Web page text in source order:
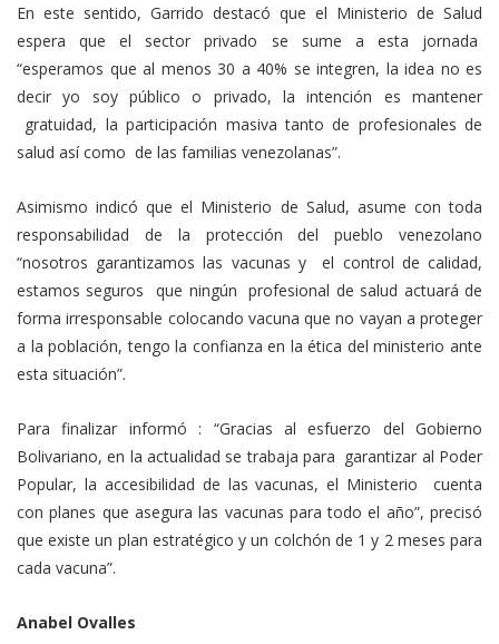
En este sentido, Garrido destacó que el Ministerio de Salud
espera que el sector privado se sume a esta jornada
“esperamos que al menos 30 a 40% se integren, la idea no es
decir yo soy público o privado, la intención es mantener
gratuidad, la participación masiva tanto de profesionales de
salud así como de las familias venezolanas”.
Asimismo indicó que el Ministerio de Salud, asume con toda
responsabilidad de la protección del pueblo venezolano
“nosotros garantizamos las vacunas y el control de calidad,
estamos seguros que ningún profesional de salud actuará de
forma irresponsable colocando vacuna que no vayan a proteger
a la población, tengo la confianza en la ética del ministerio ante
esta situación”.
Para finalizar informó : “Gracias al esfuerzo del Gobierno
Bolivariano, en la actualidad se trabaja para garantizar al Poder
Popular, la accesibilidad de las vacunas, el Ministerio cuenta
con planes que asegura las vacunas para todo el año”, precisó
que existe un plan estratégico y un colchón de 1 y 2 meses para
cada vacuna”.
Anabel Ovalles